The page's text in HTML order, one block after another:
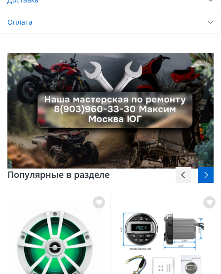
Оплата
Популярные в разделе